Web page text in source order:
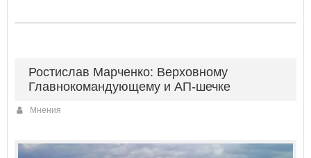
Ростислав Марченко: Верховному
Главнокомандующему и АП-шечке
Мнения